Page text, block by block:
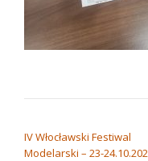
IV Włocławski Festiwal
Modelarski – 23-